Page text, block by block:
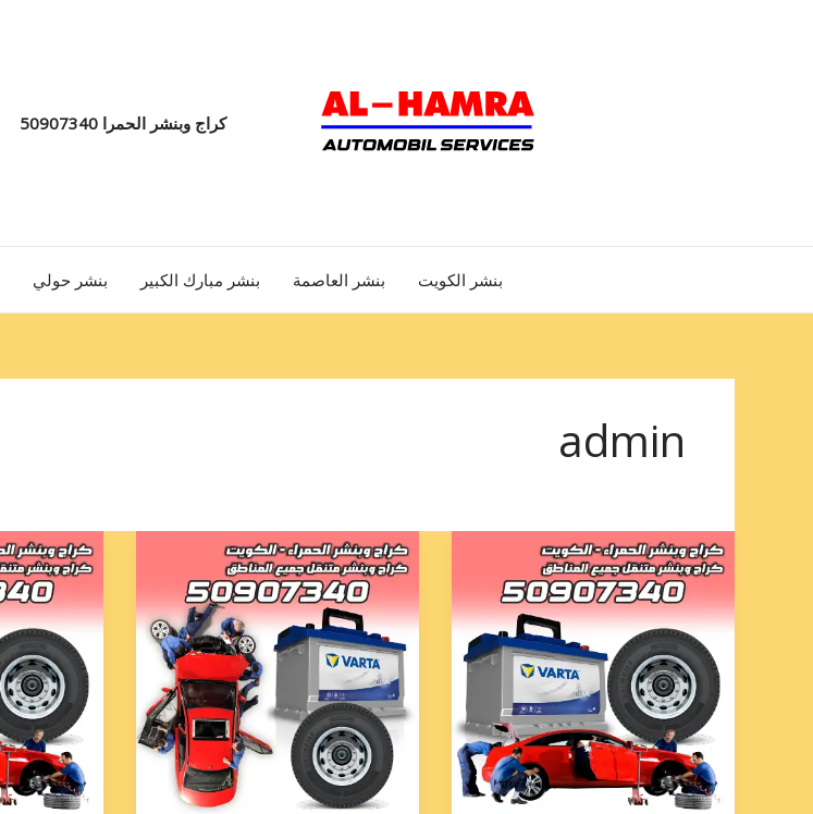
كراج وبنشر الحمرا 50907340
بنشر الكويت بنشر العاصمة بنشر مبارك الكبير بنشر حولي
admin
بنشر
تبديل
الفروانية
50907340
بنشر
تبديل
حولي
50907340
بنشر
تبديل
الكويت
50907340